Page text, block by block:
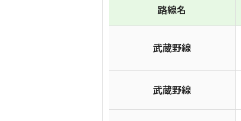
路線名
武蔵野線
武蔵野線